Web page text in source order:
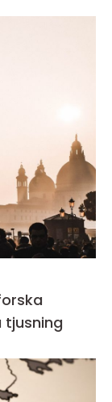
tjusning